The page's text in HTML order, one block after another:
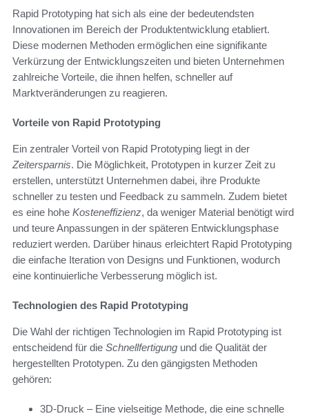
Rapid Prototyping hat sich als eine der bedeutendsten
Innovationen im Bereich der Produktentwicklung etabliert.
Diese modernen Methoden ermöglichen eine signifikante
Verkürzung der Entwicklungszeiten und bieten Unternehmen
zahlreiche Vorteile, die ihnen helfen, schneller auf
Marktveränderungen zu reagieren.
Vorteile von Rapid Prototyping
Ein zentraler Vorteil von Rapid Prototyping liegt in der
Zeitersparnis. Die Möglichkeit, Prototypen in kurzer Zeit zu
erstellen, unterstützt Unternehmen dabei, ihre Produkte
schneller zu testen und Feedback zu sammeln. Zudem bietet
es eine hohe Kosteneffizienz, da weniger Material benötigt wird
und teure Anpassungen in der späteren Entwicklungsphase
reduziert werden. Darüber hinaus erleichtert Rapid Prototyping
die einfache Iteration von Designs und Funktionen, wodurch
eine kontinuierliche Verbesserung möglich ist.
Technologien des Rapid Prototyping
Die Wahl der richtigen Technologien im Rapid Prototyping ist
entscheidend für die Schnellfertigung und die Qualität der
hergestellten Prototypen. Zu den gängigsten Methoden
gehören:
3D-Druck – Eine vielseitige Methode, die eine schnelle